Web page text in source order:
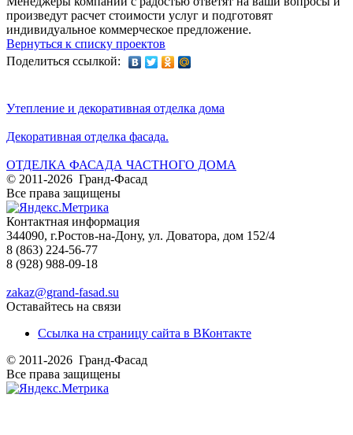
произведут расчет стоимости услуг и подготовят
индивидуальное коммерческое предложение.
Вернуться к списку проектов
Поделиться ссылкой:
Утепление и декоративная отделка дома
Декоративная отделка фасада.
ОТДЕЛКА ФАСАДА ЧАСТНОГО ДОМА
© 2011-2026 Гранд-Фасад
Все права защищены
Контактная информация
344090, г.Ростов-на-Дону, ул. Доватора, дом 152/4
8 (863) 224-56-77
8 (928) 988-09-18
zakaz@grand-fasad.su
Оставайтесь на связи
Ссылка на страницу сайта в ВКонтакте
© 2011-2026 Гранд-Фасад
Все права защищены